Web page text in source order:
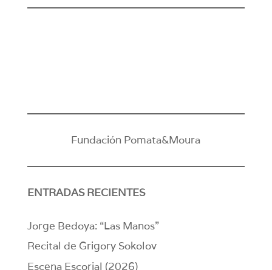
Fundación Pomata&Moura
ENTRADAS RECIENTES
Jorge Bedoya: “Las Manos”
Recital de Grigory Sokolov
Escena Escorial (2026)